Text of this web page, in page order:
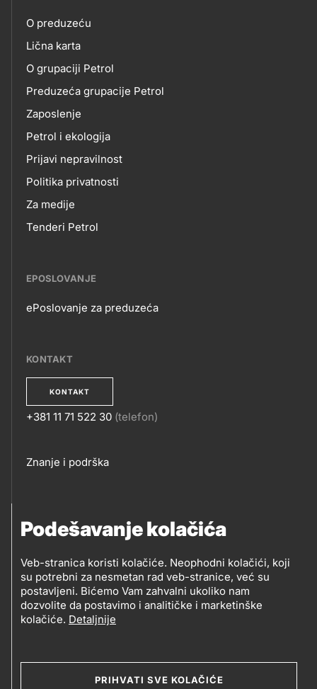
Podešavanje kolačića
Veb-stranica koristi kolačiće. Neophodni kolačići, koji
su potrebni za nesmetan rad veb-stranice, već su
postavljeni. Bićemo Vam zahvalni ukoliko nam
dozvolite da postavimo i analitičke i marketinške
kolačiće. Detaljnije
PRIHVATI SVE KOLAČIĆE
skupno.footer-
title???
O
NAMA
O preduzeću
Lična karta
O grupaciji Petrol
Preduzeća grupacije Petrol
Zaposlenje
Petrol i ekologija
Prijavi nepravilnost
Politika privatnosti
Za medije
Tenderi Petrol
EPOSLOVANJE
ePoslovanje za preduzeća
KONTAKT
KONTAKT
+381 11 71 522 30 (telefon)
Footer
Znanje i podrška
PRATITE
NAS
Petrol d.o.o. Beograd
Zmajeva 12V, 11080 Beograd (Zemun), Srbija